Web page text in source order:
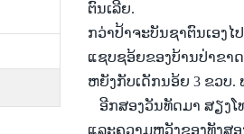
ຕົນເລີຍ.
ກວ່າປ້າຈະບັນຊາຕົນເອງໄປ
ແຊບຊອ້ຍຂອງບ້ານປ່າຂາດ
ຫຍັງກັບເດັກນອ້ຍ3 ຂວບ.
ອີກສອງວັນທັດມາ ສຽງໂ
ແລະຄວາມຫວັງຂອງທັງສອ